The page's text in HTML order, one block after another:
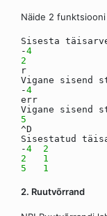
Näide 2
Sisesta
-4
2
r
Vigane sisend
-4
err
Vigane sisend
5
^D
Sisestatud
-4
2
2
1
5
1
2. Ruutvõrrand